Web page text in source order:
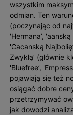
wszystkim
odmian. Ten
(poczynając od
'Hermana’, 'aanską
'Cacanską
Zwykłą’ (głównie
'Bluefree’,
pojawiają się też
osiągać dobre
przetrzymywać
jak dowodzi